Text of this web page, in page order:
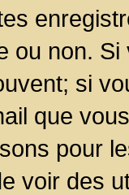
ou non.
si
que
pour
voir des